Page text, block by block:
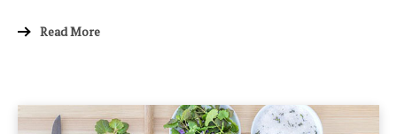
Read More